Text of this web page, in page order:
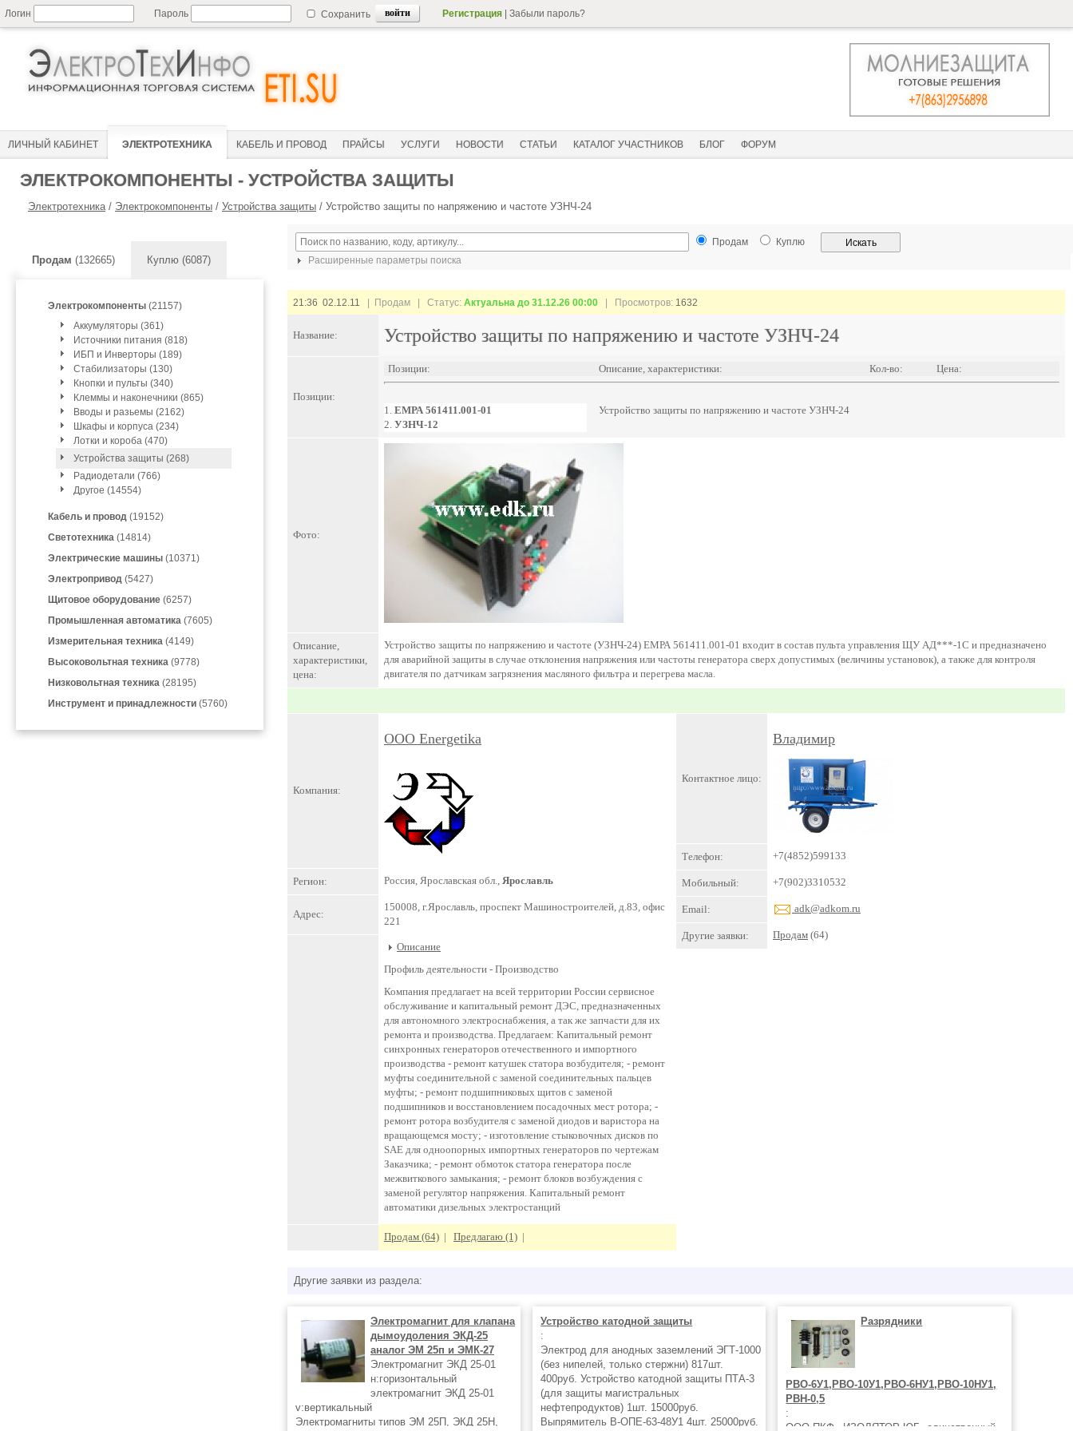
Логин Пароль Сохранить Регистрация Забыли пароль?
ЛИЧНЫЙ КАБИНЕТ ЭЛЕКТРОТЕХНИКА КАБЕЛЬ И ПРОВОД ПРАЙСЫ УСЛУГИ НОВОСТИ СТАТЬИ КАТАЛОГ УЧАСТНИКОВ БЛОГ ФОРУМ
ЭЛЕКТРОКОМПОНЕНТЫ - УСТРОЙСТВА ЗАЩИТЫ
Электротехника/ Электрокомпоненты / Устройства защиты / Устройство защиты по напряжению и частоте УЗНЧ-24
Продам (132665) Куплю (6087)
Электрокомпоненты (21157)
Аккумуляторы (361)
Источники питания (818)
ИБП и Инверторы (189)
Стабилизаторы (130)
Кнопки и пульты (340)
Клеммы и наконечники (865)
Вводы и разьемы (2162)
Шкафы и корпуса (234)
Лотки и короба (470)
Устройства защиты (268)
Радиодетали (766)
Другое (14554)
Кабель и провод (19152)
Светотехника (14814)
Электрические машины (10371)
Электропривод (5427)
Щитовое оборудование (6257)
Промышленная автоматика (7605)
Измерительная техника (4149)
Высоковольтная техника (9778)
Низковольтная техника (28195)
Инструмент и принадлежности (5760)
Продам
Куплю
Расширенные параметры поиска
21:36 02.12.11 | Продам | Статус: Актуальна до 31.12.26 00:00 | Просмотров: 1632
Название: Устройство защиты по напряжению и частоте УЗНЧ-24
Позиции:
Позиции: Описание, характеристики: Кол-во: Цена:
1. ЕМРА 561411.001-01
Устройство защиты по напряжению и частоте УЗНЧ-24
2. УЗНЧ-12
Фото:
Описание,
характеристики,
цена:
Устройство защиты по напряжению и частоте (УЗНЧ-24) ЕМРА 561411.001-01 входит в состав пульта управления ЩУ АД***-1С и предназначено
для аварийной защиты в случае отклонения напряжения или частоты генератора сверх допустимых (величины установок), а также для контроля
двигателя по датчикам загрязнения масляного фильтра и перегрева масла.
Компания:
ООО Energetika
Регион: Россия, Ярославская обл., Ярославль
Адрес:
150008, г.Ярославль, проспект Машиностроителей, д.83, офис
221
Описание
Профиль деятельности - Производство
Компания предлагает на всей территории России сервисное
обслуживание и капитальный ремонт ДЭС, предназначенных
для автономного электроснабжения, а так же запчасти для их
ремонта и производства. Предлагаем: Капитальный ремонт
синхронных генераторов отечественного и импортного
производства - ремонт катушек статора возбудителя; - ремонт
муфты соединительной с заменой соединительных пальцев
муфты; - ремонт подшипниковых щитов с заменой
подшипников и восстановлением посадочных мест ротора; -
ремонт ротора возбудителя с заменой диодов и варистора на
вращающемся мосту; - изготовление стыковочных дисков по
SAE для одноопорных импортных генераторов по чертежам
Заказчика; - ремонт обмоток статора генератора после
межвиткового замыкания; - ремонт блоков возбуждения с
заменой регулятор напряжения. Капитальный ремонт
автоматики дизельных электростанций
Продам (64) | Предлагаю (1) |
Контактное лицо:
Владимир
Телефон: +7(4852)599133
Мобильный: +7(902)3310532
Email: adk@adkom.ru
Другие заявки: Продам (64)
Другие заявки из раздела:
Электромагнит для клапана
дымоудоления ЭКД-25
аналог ЭМ 25п и ЭМК-27
Электромагнит ЭКД 25-01
н:горизонтальный
электромагнит ЭКД 25-01
v:вертикальный
Электромагниты типов ЭМ 25П, ЭКД 25Н,
Устройство катодной защиты
:
Электрод для анодных заземлений ЭГТ-1000
(без нипелей, только стержни) 817шт.
400руб. Устройство катодной защиты ПТА-3
(для защиты магистральных
нефтепродуктов) 1шт. 15000руб.
Выпрямитель В-ОПЕ-63-48У1 4шт. 25000руб.
Разрядники
РВО-6У1,РВО-10У1,РВО-6НУ1,РВО-10НУ1,
РВН-0,5
:
ООО ПКФ «ИЗОЛЯТОР-ЮГ» единственный